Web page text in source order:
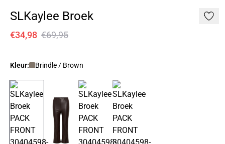
SLKaylee Broek
€34,98 €69,95
Kleur: Brindle / Brown